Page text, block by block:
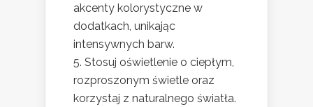
akcenty kolorystyczne w
dodatkach, unikając
intensywnych barw.
Stosuj oświetlenie o ciepłym,
rozproszonym świetle oraz
korzystaj z naturalnego światła.